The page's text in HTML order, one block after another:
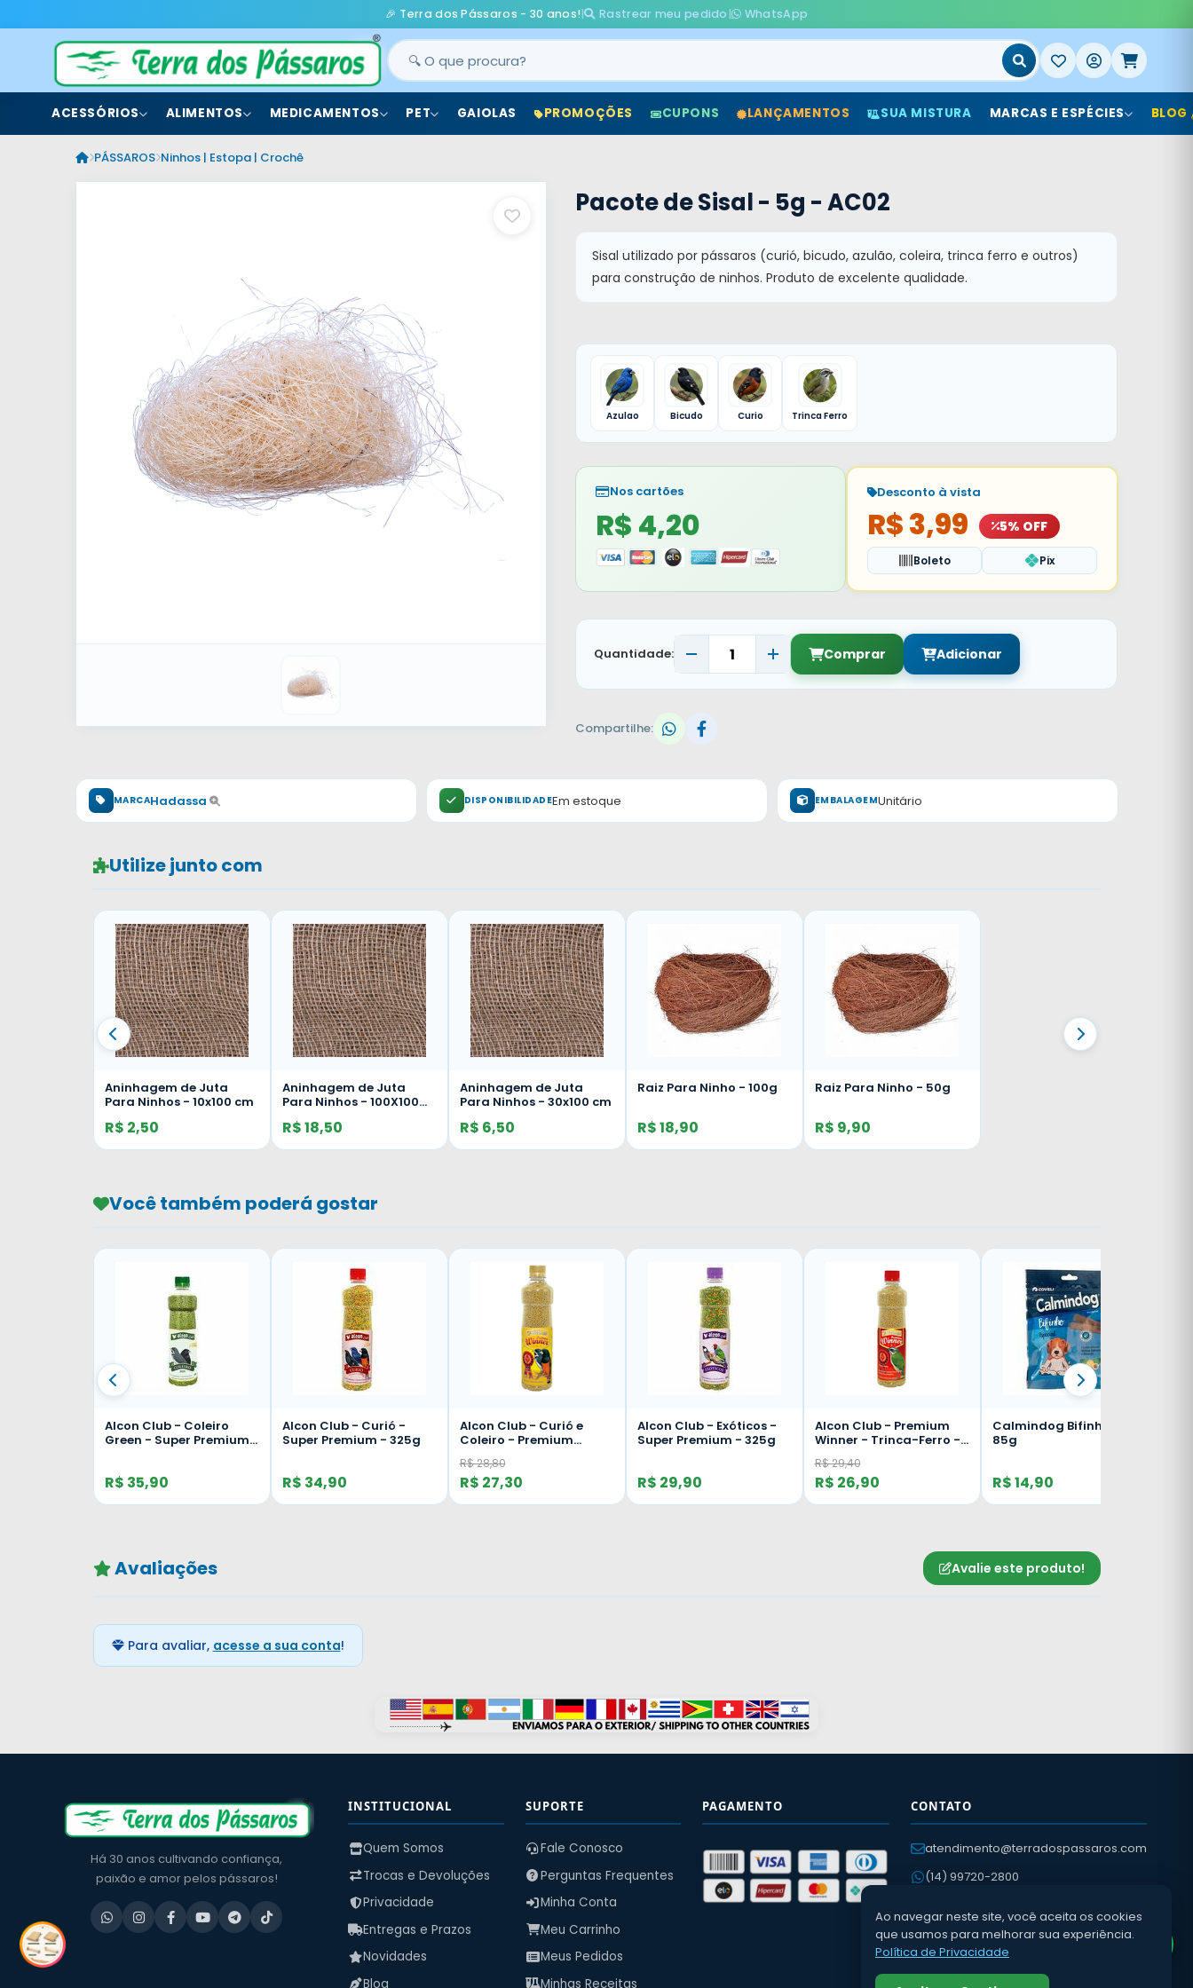
🎉 Terra dos Pássaros - 30 anos!| Rastrear meu pedido| WhatsApp
ACESSÓRIOS ALIMENTOS MEDICAMENTOS PET GAIOLAS PROMOÇÕES CUPONS LANÇAMENTOS SUA MISTURA MARCAS E ESPÉCIES BLOG
PÁSSAROS Ninhos | Estopa | Crochê
Pacote de Sisal - 5g - AC02
Sisal utilizado por pássaros (curió, bicudo, azulão, coleira, trinca ferro e outros)
para construção de ninhos. Produto de excelente qualidade.
Azulao Bicudo Curio Trinca Ferro
Nos cartões
R$ 4,20
Desconto à vista
R$ 3,99 5% OFF
Boleto Pix
Quantidade: Comprar Adicionar
Compartilhe:
MARCAHadassa DISPONIBILIDADEEm estoque EMBALAGEMUnitário
Utilize junto com
Aninhagem de Juta
Para Ninhos - 10x100 cm
R$ 2,50
Aninhagem de Juta
Para Ninhos - 100X100
R$ 18,50
Aninhagem de Juta
Para Ninhos - 30x100 cm
R$ 6,50
Raiz Para Ninho - 100g
R$ 18,90
Raiz Para Ninho - 50g
R$ 9,90
Você também poderá gostar
Alcon Club - Coleiro
Green - Super Premium -
R$ 35,90
Alcon Club - Curió -
Super Premium - 325g
R$ 34,90
Alcon Club - Curió e
Coleiro - Premium
Winner- 325g
R$ 28,80
R$ 27,30
Alcon Club - Exóticos -
Super Premium - 325g
R$ 29,90
Alcon Club - Premium
Winner - Trinca-Ferro -
325g
R$ 29,40
R$ 26,90
Calmindog Bifinho -
85g
R$ 14,90
Avaliações Avalie este produto!
Para avaliar, acesse a sua conta!
Há 30 anos cultivando confiança,
paixão e amor pelos pássaros!
INSTITUCIONAL
Quem Somos
Trocas e Devoluções
Privacidade
Entregas e Prazos
Novidades
Blog
SUPORTE
Fale Conosco
Perguntas Frequentes
Minha Conta
Meu Carrinho
Meus Pedidos
Minhas Receitas
PAGAMENTO CONTATO
atendimento@terradospassaros.com
(14) 99720-2800
Av. Léo Guaraldo, 400
Dois Córregos – SP
Ao navegar neste site, você aceita os cookies
que usamos para melhorar sua experiência.
Política de Privacidade